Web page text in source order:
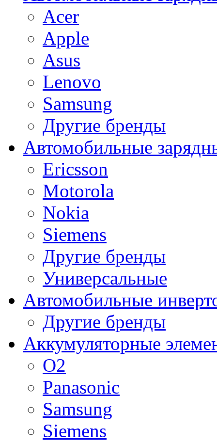
Acer
Apple
Asus
Lenovo
Samsung
Другие бренды
Автомобильные
Ericsson
Motorola
Nokia
Siemens
Другие бренды
Универсальные
Автомобильные
Другие бренды
Аккумуляторные
O2
Panasonic
Samsung
Siemens